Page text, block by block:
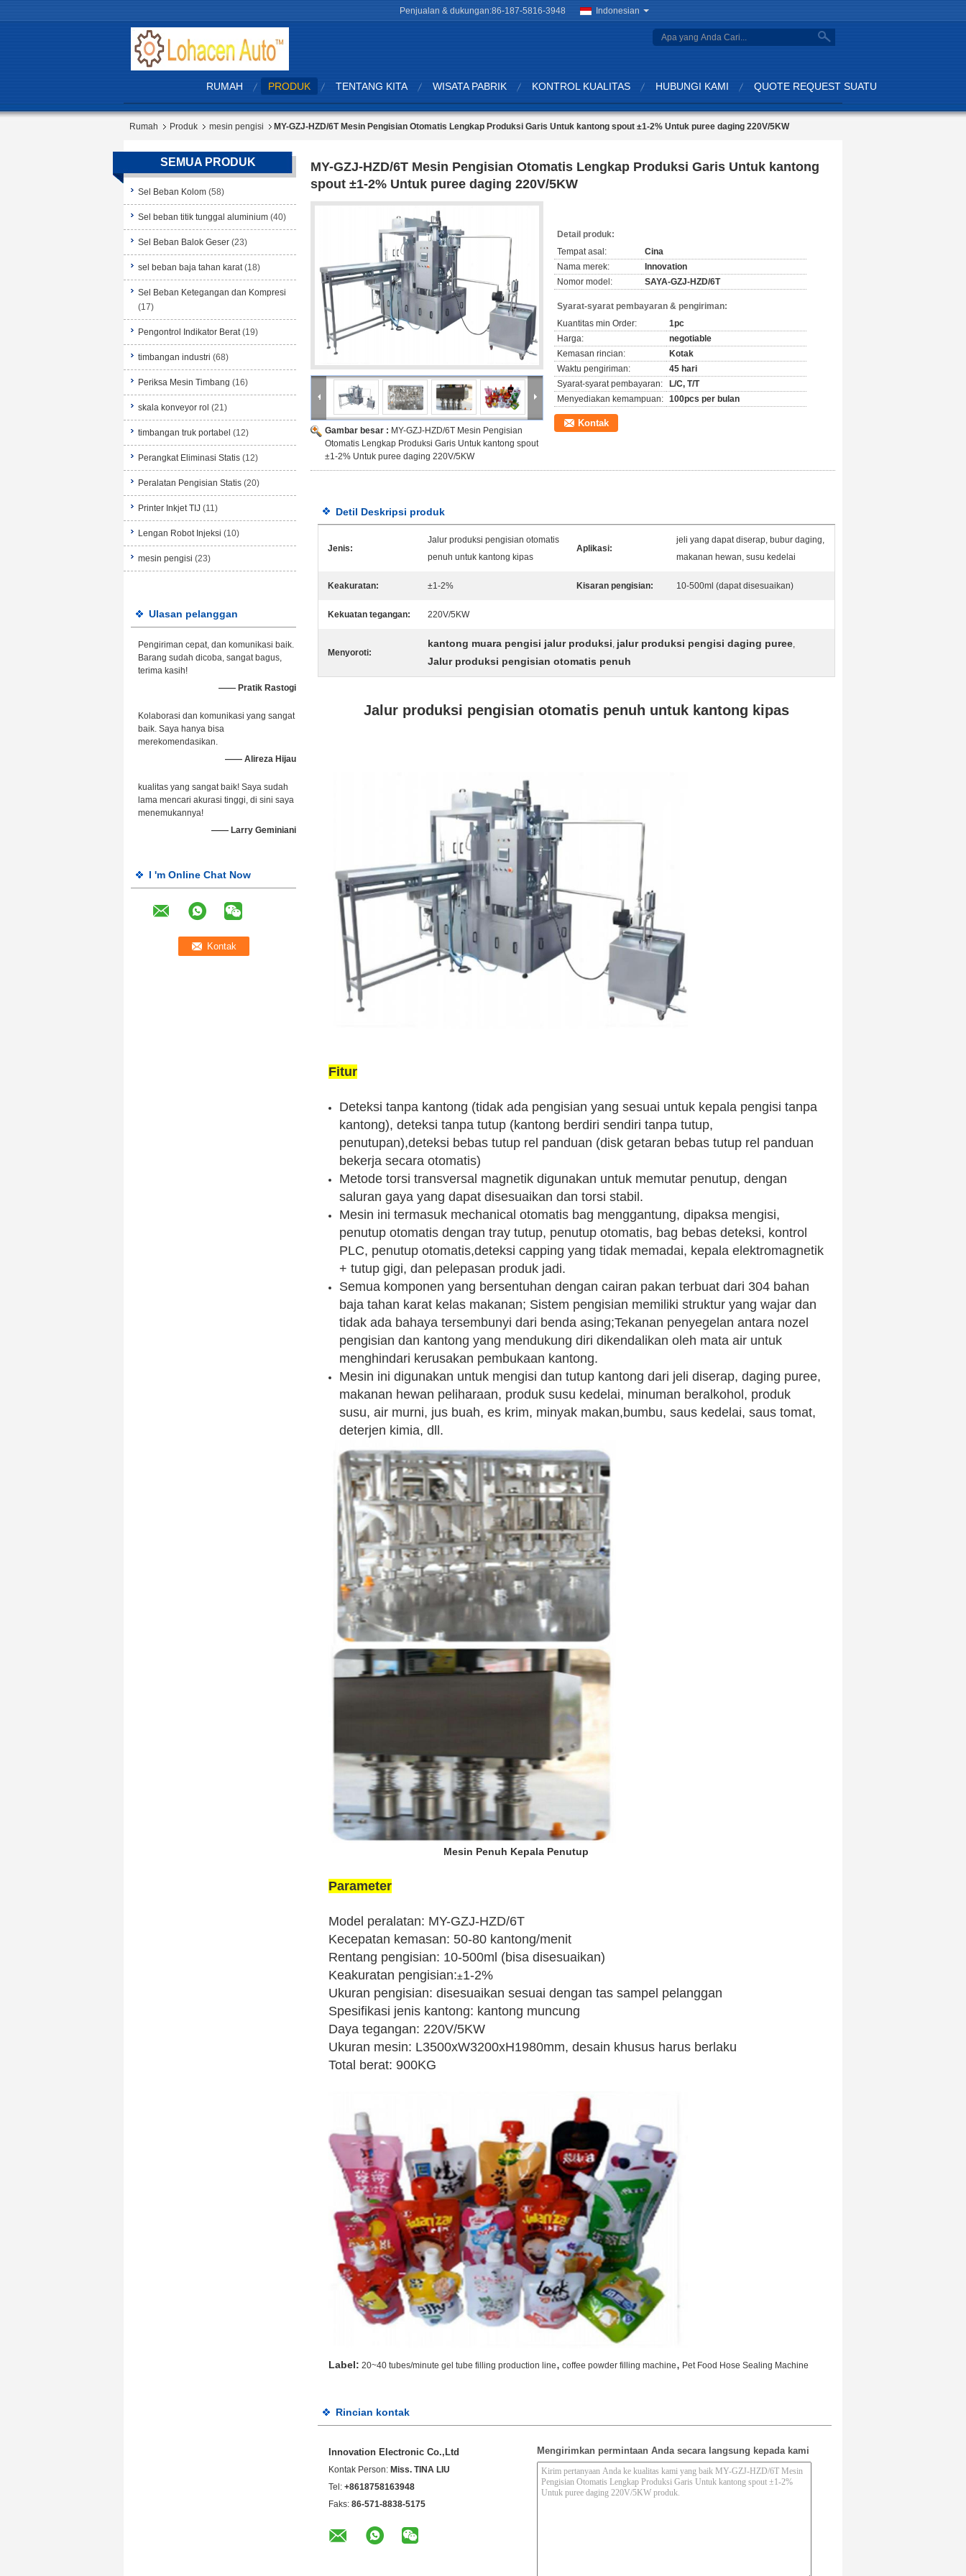
Penjualan & dukungan:86-187-5816-3948 Indonesian
search
RUMAH PRODUK TENTANG KITA WISATA PABRIK KONTROL KUALITAS HUBUNGI KAMI QUOTE REQUEST SUATU
Rumah Produk mesin pengisi MY-GZJ-HZD/6T Mesin Pengisian Otomatis Lengkap Produksi Garis Untuk kantong spout ±1-2% Untuk puree daging 220V/5KW
SEMUA PRODUK
Sel Beban Kolom (58)
Sel beban titik tunggal aluminium (40)
Sel Beban Balok Geser (23)
sel beban baja tahan karat (18)
Sel Beban Ketegangan dan Kompresi
(17)
Pengontrol Indikator Berat (19)
timbangan industri (68)
Periksa Mesin Timbang (16)
skala konveyor rol (21)
timbangan truk portabel (12)
Perangkat Eliminasi Statis (12)
Peralatan Pengisian Statis (20)
Printer Inkjet TIJ (11)
Lengan Robot Injeksi (10)
mesin pengisi (23)
Ulasan pelanggan
Pengiriman cepat, dan komunikasi baik.
Barang sudah dicoba, sangat bagus,
terima kasih!
—— Pratik Rastogi
Kolaborasi dan komunikasi yang sangat
baik. Saya hanya bisa
merekomendasikan.
—— Alireza Hijau
kualitas yang sangat baik! Saya sudah
lama mencari akurasi tinggi, di sini saya
menemukannya!
—— Larry Geminiani
I 'm Online Chat Now
MY-GZJ-HZD/6T Mesin Pengisian Otomatis Lengkap Produksi Garis Untuk kantong
spout ±1-2% Untuk puree daging 220V/5KW
Gambar besar : MY-GZJ-HZD/6T Mesin Pengisian
Otomatis Lengkap Produksi Garis Untuk kantong spout
±1-2% Untuk puree daging 220V/5KW
Detail produk:
Tempat asal:
Cina
Nama merek:
Innovation
Nomor model:
SAYA-GZJ-HZD/6T
Syarat-syarat pembayaran & pengiriman:
Kuantitas min Order:
1pc
Harga:
negotiable
Kemasan rincian:
Kotak
Waktu pengiriman:
45 hari
Syarat-syarat pembayaran:
L/C, T/T
Menyediakan kemampuan: 100pcs per bulan
Kontak
Detil Deskripsi produk
Jenis:
Jalur produksi pengisian otomatis
penuh untuk kantong kipas
Aplikasi:
jeli yang dapat diserap, bubur daging,
makanan hewan, susu kedelai
Keakuratan: ±1-2% Kisaran pengisian: 10-500ml (dapat disesuaikan)
Kekuatan tegangan: 220V/5KW
Menyoroti:
kantong muara pengisi jalur produksi, jalur produksi pengisi daging puree,
Jalur produksi pengisian otomatis penuh
Jalur produksi pengisian otomatis penuh untuk kantong kipas
Fitur
Deteksi tanpa kantong (tidak ada pengisian yang sesuai untuk kepala pengisi tanpa
kantong), deteksi tanpa tutup (kantong berdiri sendiri tanpa tutup,
penutupan),deteksi bebas tutup rel panduan (disk getaran bebas tutup rel panduan
bekerja secara otomatis)
Metode torsi transversal magnetik digunakan untuk memutar penutup, dengan
saluran gaya yang dapat disesuaikan dan torsi stabil.
Mesin ini termasuk mechanical otomatis bag menggantung, dipaksa mengisi,
penutup otomatis dengan tray tutup, penutup otomatis, bag bebas deteksi, kontrol
PLC, penutup otomatis,deteksi capping yang tidak memadai, kepala elektromagnetik
+ tutup gigi, dan pelepasan produk jadi.
Semua komponen yang bersentuhan dengan cairan pakan terbuat dari 304 bahan
baja tahan karat kelas makanan; Sistem pengisian memiliki struktur yang wajar dan
tidak ada bahaya tersembunyi dari benda asing;Tekanan penyegelan antara nozel
pengisian dan kantong yang mendukung diri dikendalikan oleh mata air untuk
menghindari kerusakan pembukaan kantong.
Mesin ini digunakan untuk mengisi dan tutup kantong dari jeli diserap, daging puree,
makanan hewan peliharaan, produk susu kedelai, minuman beralkohol, produk
susu, air murni, jus buah, es krim, minyak makan,bumbu, saus kedelai, saus tomat,
deterjen kimia, dll.
Mesin Penuh Kepala Penutup
Parameter
Model peralatan: MY-GZJ-HZD/6T
Kecepatan kemasan: 50-80 kantong/menit
Rentang pengisian: 10-500ml (bisa disesuaikan)
Keakuratan pengisian:±1-2%
Ukuran pengisian: disesuaikan sesuai dengan tas sampel pelanggan
Spesifikasi jenis kantong: kantong muncung
Daya tegangan: 220V/5KW
Ukuran mesin: L3500xW3200xH1980mm, desain khusus harus berlaku
Total berat: 900KG
Label: 20~40 tubes/minute gel tube filling production line, coffee powder filling machine, Pet Food Hose Sealing Machine
Rincian kontak
Innovation Electronic Co.,Ltd
Kontak Person: Miss. TINA LIU
Tel: +8618758163948
Faks: 86-571-8838-5175
Mengirimkan permintaan Anda secara langsung kepada kami